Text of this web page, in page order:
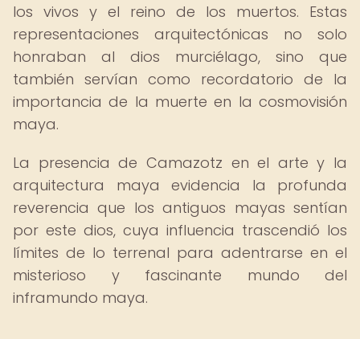
los vivos y el reino de los muertos. Estas
representaciones arquitectónicas no solo
honraban al dios murciélago, sino que
también servían como recordatorio de la
importancia de la muerte en la cosmovisión
maya.
La presencia de Camazotz en el arte y la
arquitectura maya evidencia la profunda
reverencia que los antiguos mayas sentían
por este dios, cuya influencia trascendió los
límites de lo terrenal para adentrarse en el
misterioso y fascinante mundo del
inframundo maya.